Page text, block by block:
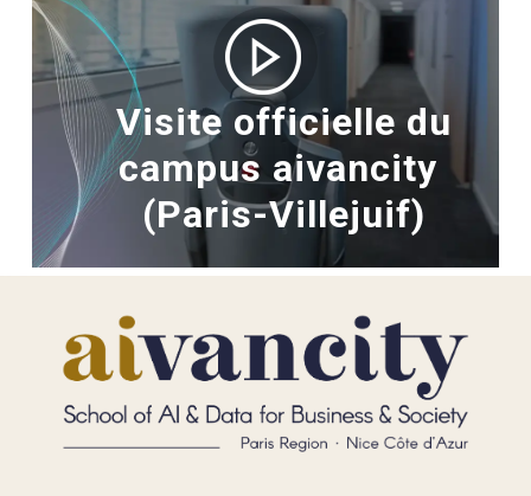
Visite officielle du
campus aivancity
(Paris-Villejuif)